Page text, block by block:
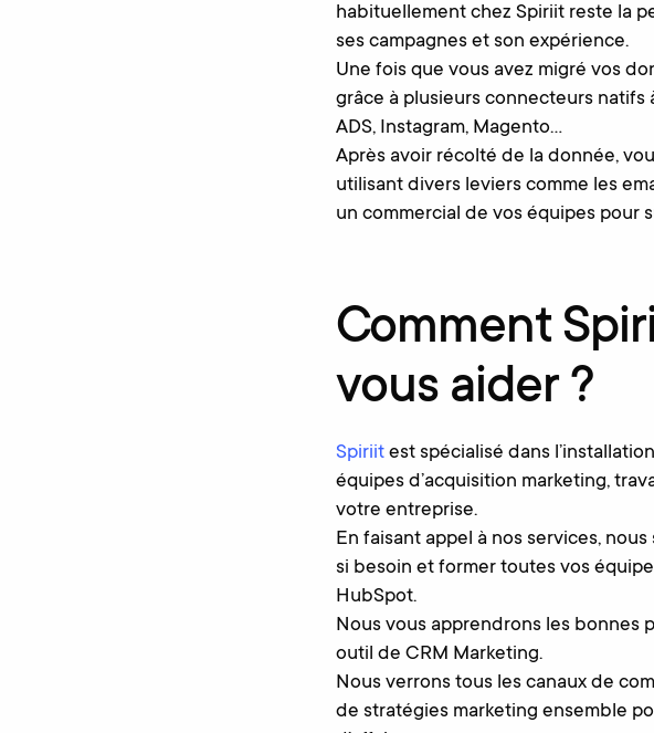
habituellement chez Spiriit reste la
ses campagnes et son expérience.
Une fois que vous avez migré vos
grâce à plusieurs connecteurs natifs
ADS, Instagram, Magento…
Après avoir récolté de la donnée,
utilisant divers leviers comme les
un commercial de vos équipes pour
Comment
vous aider ?
Spiriitest spécialisé dans
équipes d’acquisition marketing,
votre entreprise.
En faisant appel à nos services,
si besoin et former toutes vos
HubSpot.
Nous vous apprendrons les bonnes
outil de CRM Marketing.
Nous verrons tous les canaux de
de stratégies marketing ensemble